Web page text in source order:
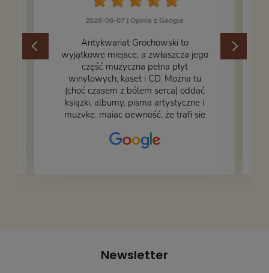
2026-08-07 | Opinia z Google
​Antykwariat Grochowski to
wyjątkowe miejsce, a zwłaszcza jego
część muzyczna pełna płyt
winylowych, kaset i CD. Można tu
(choć czasem z bólem serca) oddać
książki, albumy, pisma artystyczne i
muzykę, mając pewność, że trafi się
– nasze książki w trakcie
przepakowywania. Część oddaliśmy
Newsletter